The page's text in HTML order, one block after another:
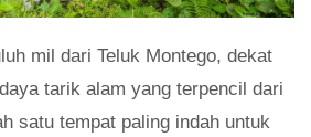
mil dari Teluk Montego, dekat
tarik alam yang terpencil dari
satu tempat paling indah untuk